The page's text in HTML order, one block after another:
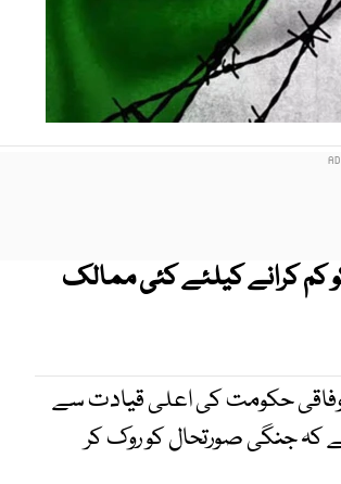
کم کرانے کیلئے کئی ممالک
حکومت کی اعلی قیادت سے
کہ جنگی صورتحال کو روک کر